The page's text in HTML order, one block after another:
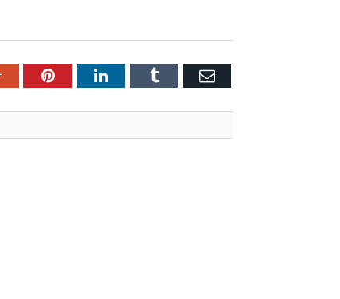
Google+PinterestLinkedInTumblr Емейл